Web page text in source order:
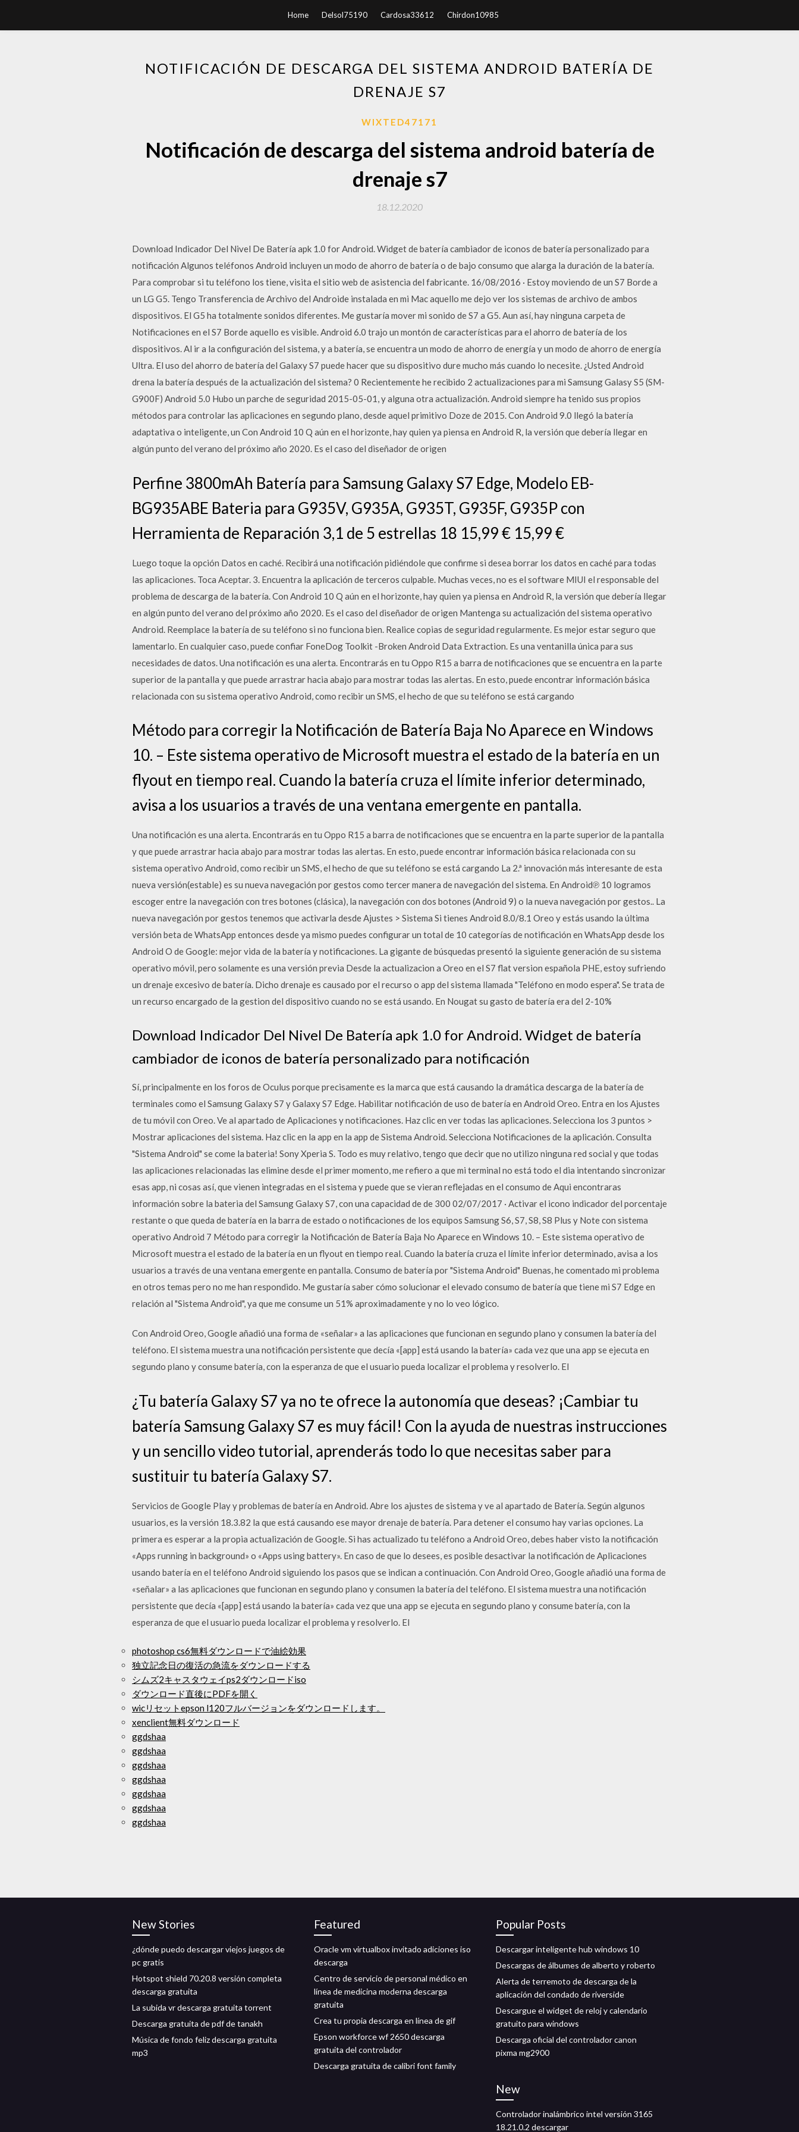
Home Delsol75190 Cardosa33612 Chirdon10985
NOTIFICACIÓN DE DESCARGA DEL SISTEMA ANDROID BATERÍA DE
DRENAJE S7
WIXTED47171
Notificación de descarga del sistema android batería de
drenaje s7
18.12.2020
Download Indicador Del Nivel De Batería apk 1.0 for Android. Widget de batería cambiador de iconos de batería personalizado para
notificación Algunos teléfonos Android incluyen un modo de ahorro de batería o de bajo consumo que alarga la duración de la batería.
Para comprobar si tu teléfono los tiene, visita el sitio web de asistencia del fabricante. 16/08/2016 · Estoy moviendo de un S7 Borde a
un LG G5. Tengo Transferencia de Archivo del Androide instalada en mi Mac aquello me dejo ver los sistemas de archivo de ambos
dispositivos. El G5 ha totalmente sonidos diferentes. Me gustaría mover mi sonido de S7 a G5. Aun así, hay ninguna carpeta de
Notificaciones en el S7 Borde aquello es visible. Android 6.0 trajo un montón de características para el ahorro de batería de los
dispositivos. Al ir a la configuración del sistema, y a batería, se encuentra un modo de ahorro de energía y un modo de ahorro de energía
Ultra. El uso del ahorro de batería del Galaxy S7 puede hacer que su dispositivo dure mucho más cuando lo necesite. ¿Usted Android
drena la batería después de la actualización del sistema? 0 Recientemente he recibido 2 actualizaciones para mi Samsung Galasy S5 (SM-
G900F) Android 5.0 Hubo un parche de seguridad 2015-05-01, y alguna otra actualización. Android siempre ha tenido sus propios
métodos para controlar las aplicaciones en segundo plano, desde aquel primitivo Doze de 2015. Con Android 9.0 llegó la batería
adaptativa o inteligente, un Con Android 10 Q aún en el horizonte, hay quien ya piensa en Android R, la versión que debería llegar en
algún punto del verano del próximo año 2020. Es el caso del diseñador de origen
Perfine 3800mAh Batería para Samsung Galaxy S7 Edge, Modelo EB-
BG935ABE Bateria para G935V, G935A, G935T, G935F, G935P con
Herramienta de Reparación 3,1 de 5 estrellas 18 15,99 € 15,99 €
Luego toque la opción Datos en caché. Recibirá una notificación pidiéndole que confirme si desea borrar los datos en caché para todas
las aplicaciones. Toca Aceptar. 3. Encuentra la aplicación de terceros culpable. Muchas veces, no es el software MIUI el responsable del
problema de descarga de la batería. Con Android 10 Q aún en el horizonte, hay quien ya piensa en Android R, la versión que debería llegar
en algún punto del verano del próximo año 2020. Es el caso del diseñador de origen Mantenga su actualización del sistema operativo
Android. Reemplace la batería de su teléfono si no funciona bien. Realice copias de seguridad regularmente. Es mejor estar seguro que
lamentarlo. En cualquier caso, puede confiar FoneDog Toolkit -Broken Android Data Extraction. Es una ventanilla única para sus
necesidades de datos. Una notificación es una alerta. Encontrarás en tu Oppo R15 a barra de notificaciones que se encuentra en la parte
superior de la pantalla y que puede arrastrar hacia abajo para mostrar todas las alertas. En esto, puede encontrar información básica
relacionada con su sistema operativo Android, como recibir un SMS, el hecho de que su teléfono se está cargando
Método para corregir la Notificación de Batería Baja No Aparece en Windows
10. – Este sistema operativo de Microsoft muestra el estado de la batería en un
flyout en tiempo real. Cuando la batería cruza el límite inferior determinado,
avisa a los usuarios a través de una ventana emergente en pantalla.
Una notificación es una alerta. Encontrarás en tu Oppo R15 a barra de notificaciones que se encuentra en la parte superior de la pantalla
y que puede arrastrar hacia abajo para mostrar todas las alertas. En esto, puede encontrar información básica relacionada con su
sistema operativo Android, como recibir un SMS, el hecho de que su teléfono se está cargando La 2.ª innovación más interesante de esta
nueva versión(estable) es su nueva navegación por gestos como tercer manera de navegación del sistema. En Android℗ 10 logramos
escoger entre la navegación con tres botones (clásica), la navegación con dos botones (Android 9) o la nueva navegación por gestos.. La
nueva navegación por gestos tenemos que activarla desde Ajustes > Sistema Si tienes Android 8.0/8.1 Oreo y estás usando la última
versión beta de WhatsApp entonces desde ya mismo puedes configurar un total de 10 categorías de notificación en WhatsApp desde los
Android O de Google: mejor vida de la batería y notificaciones. La gigante de búsquedas presentó la siguiente generación de su sistema
operativo móvil, pero solamente es una versión previa Desde la actualizacion a Oreo en el S7 flat version española PHE, estoy sufriendo
un drenaje excesivo de batería. Dicho drenaje es causado por el recurso o app del sistema llamada "Teléfono en modo espera". Se trata de
un recurso encargado de la gestion del dispositivo cuando no se está usando. En Nougat su gasto de batería era del 2-10%
Download Indicador Del Nivel De Batería apk 1.0 for Android. Widget de batería
cambiador de iconos de batería personalizado para notificación
Sí, principalmente en los foros de Oculus porque precisamente es la marca que está causando la dramática descarga de la batería de
terminales como el Samsung Galaxy S7 y Galaxy S7 Edge. Habilitar notificación de uso de batería en Android Oreo. Entra en los Ajustes
de tu móvil con Oreo. Ve al apartado de Aplicaciones y notificaciones. Haz clic en ver todas las aplicaciones. Selecciona los 3 puntos >
Mostrar aplicaciones del sistema. Haz clic en la app en la app de Sistema Android. Selecciona Notificaciones de la aplicación. Consulta
"Sistema Android" se come la bateria! Sony Xperia S. Todo es muy relativo, tengo que decir que no utilizo ninguna red social y que todas
las aplicaciones relacionadas las elimine desde el primer momento, me refiero a que mi terminal no está todo el dia intentando sincronizar
esas app, ni cosas así, que vienen integradas en el sistema y puede que se vieran reflejadas en el consumo de Aqui encontraras
información sobre la bateria del Samsung Galaxy S7, con una capacidad de de 300 02/07/2017 · Activar el icono indicador del porcentaje
restante o que queda de batería en la barra de estado o notificaciones de los equipos Samsung S6, S7, S8, S8 Plus y Note con sistema
operativo Android 7 Método para corregir la Notificación de Batería Baja No Aparece en Windows 10. – Este sistema operativo de
Microsoft muestra el estado de la batería en un flyout en tiempo real. Cuando la batería cruza el límite inferior determinado, avisa a los
usuarios a través de una ventana emergente en pantalla. Consumo de batería por "Sistema Android" Buenas, he comentado mi problema
en otros temas pero no me han respondido. Me gustaría saber cómo solucionar el elevado consumo de batería que tiene mi S7 Edge en
relación al "Sistema Android", ya que me consume un 51% aproximadamente y no lo veo lógico.
Con Android Oreo, Google añadió una forma de «señalar» a las aplicaciones que funcionan en segundo plano y consumen la batería del
teléfono. El sistema muestra una notificación persistente que decía «[app] está usando la batería» cada vez que una app se ejecuta en
segundo plano y consume batería, con la esperanza de que el usuario pueda localizar el problema y resolverlo. El
¿Tu batería Galaxy S7 ya no te ofrece la autonomía que deseas? ¡Cambiar tu
batería Samsung Galaxy S7 es muy fácil! Con la ayuda de nuestras instrucciones
y un sencillo video tutorial, aprenderás todo lo que necesitas saber para
sustituir tu batería Galaxy S7.
Servicios de Google Play y problemas de batería en Android. Abre los ajustes de sistema y ve al apartado de Batería. Según algunos
usuarios, es la versión 18.3.82 la que está causando ese mayor drenaje de batería. Para detener el consumo hay varias opciones. La
primera es esperar a la propia actualización de Google. Si has actualizado tu teléfono a Android Oreo, debes haber visto la notificación
«Apps running in background» o «Apps using battery». En caso de que lo desees, es posible desactivar la notificación de Aplicaciones
usando batería en el teléfono Android siguiendo los pasos que se indican a continuación. Con Android Oreo, Google añadió una forma de
«señalar» a las aplicaciones que funcionan en segundo plano y consumen la batería del teléfono. El sistema muestra una notificación
persistente que decía «[app] está usando la batería» cada vez que una app se ejecuta en segundo plano y consume batería, con la
esperanza de que el usuario pueda localizar el problema y resolverlo. El
photoshop cs6無料ダウンロードで油絵効果
独立記念日の復活の急流をダウンロードする
シムズ2キャスタウェイps2ダウンロードiso
ダウンロード直後にPDFを開く
wicリセットepson l120フルバージョンをダウンロードします。
xenclient無料ダウンロード
ggdshaa
ggdshaa
ggdshaa
ggdshaa
ggdshaa
ggdshaa
ggdshaa
New Stories
¿dónde puedo descargar viejos juegos de
pc gratis
Hotspot shield 70.20.8 versión completa
descarga gratuita
La subida vr descarga gratuita torrent
Descarga gratuita de pdf de tanakh
Música de fondo feliz descarga gratuita
mp3
Featured
Oracle vm virtualbox invitado adiciones iso
descarga
Centro de servicio de personal médico en
línea de medicina moderna descarga
gratuita
Crea tu propia descarga en línea de gif
Epson workforce wf 2650 descarga
gratuita del controlador
Descarga gratuita de calibri font family
Popular Posts
Descargar inteligente hub windows 10
Descargas de álbumes de alberto y roberto
Alerta de terremoto de descarga de la
aplicación del condado de riverside
Descargue el widget de reloj y calendario
gratuito para windows
Descarga oficial del controlador canon
pixma mg2900
New
Controlador inalámbrico intel versión 3165
18.21.0.2 descargar